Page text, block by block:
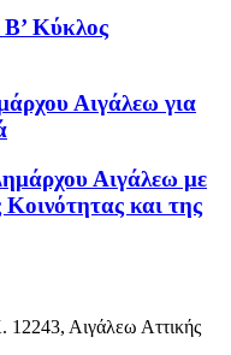
Β’ Κύκλος
Αιγάλεω για
Αιγάλεω με
και της
Αιγάλεω Αττικής